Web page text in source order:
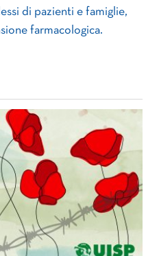
di pazienti e famiglie,
farmacologica.